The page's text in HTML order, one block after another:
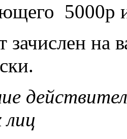
5000р
зачислен на
лиц